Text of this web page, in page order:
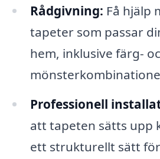
Rådgivning: Få hjälp
tapeter som passar
hem, inklusive färg-
Professionell
att tapeten sätts upp
ett strukturellt sätt